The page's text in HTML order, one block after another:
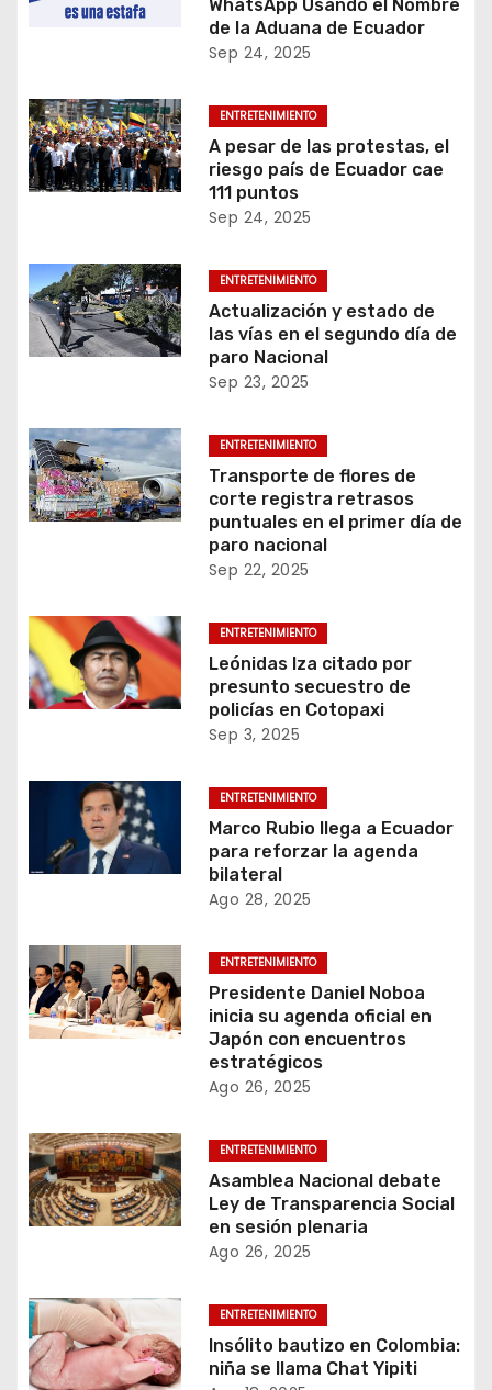
s
WhatsApp Usando el Nombre
de la Aduana de Ecuador
Sep 24, 2025
ENTRETENIMIENTO
A pesar de las protestas, el
riesgo país de Ecuador cae
111 puntos
Sep 24, 2025
ENTRETENIMIENTO
Actualización y estado de
las vías en el segundo día de
paro Nacional
Sep 23, 2025
ENTRETENIMIENTO
Transporte de flores de
corte registra retrasos
puntuales en el primer día de
paro nacional
Sep 22, 2025
ENTRETENIMIENTO
Leónidas Iza citado por
presunto secuestro de
policías en Cotopaxi
Sep 3, 2025
ENTRETENIMIENTO
Marco Rubio llega a Ecuador
para reforzar la agenda
bilateral
Ago 28, 2025
ENTRETENIMIENTO
Presidente Daniel Noboa
inicia su agenda oficial en
Japón con encuentros
estratégicos
Ago 26, 2025
ENTRETENIMIENTO
Asamblea Nacional debate
Ley de Transparencia Social
en sesión plenaria
Ago 26, 2025
ENTRETENIMIENTO
Insólito bautizo en Colombia:
niña se llama Chat Yipiti